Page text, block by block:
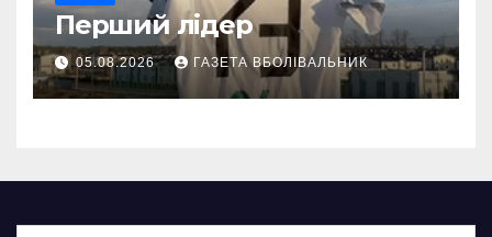
Перший лідер
05.08.2026 ГАЗЕТА ВБОЛІВАЛЬНИК